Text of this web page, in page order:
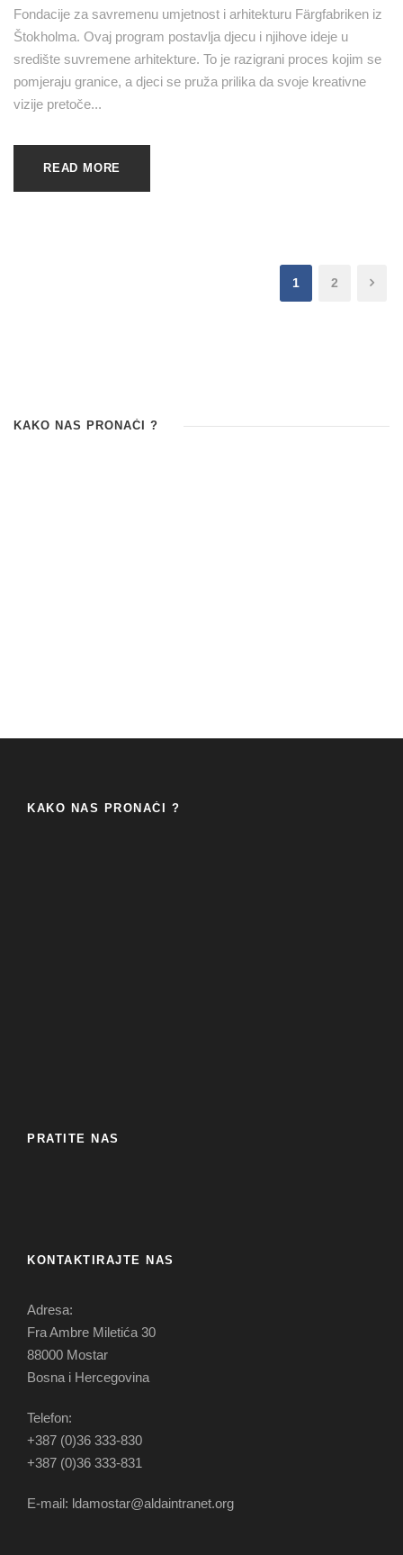
Fondacije za savremenu umjetnost i arhitekturu Färgfabriken iz
Štokholma. Ovaj program postavlja djecu i njihove ideje u
središte suvremene arhitekture. To je razigrani proces kojim se
pomjeraju granice, a djeci se pruža prilika da svoje kreativne
vizije pretoče...
READ MORE
1 2
KAKO NAS PRONAĆI ?
KAKO NAS PRONAĆI ?
PRATITE NAS
KONTAKTIRAJTE NAS
Adresa:
Fra Ambre Miletića 30
88000 Mostar
Bosna i Hercegovina
Telefon:
+387 (0)36 333-830
+387 (0)36 333-831
E-mail: ldamostar@aldaintranet.org